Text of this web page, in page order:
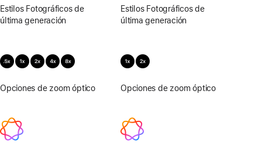
Estilos Fotográficos de
última generación
Opciones de zoom óptico.5x,
Estilos Fotográficos de
última generación
Opciones de zoom óptico.5x,